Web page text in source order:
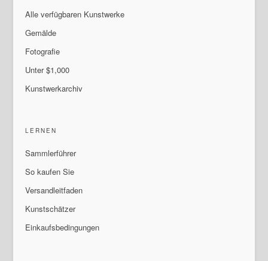
Alle verfügbaren Kunstwerke
Gemälde
Fotografie
Unter $1,000
Kunstwerkarchiv
LERNEN
Sammlerführer
So kaufen Sie
Versandleitfaden
Kunstschätzer
Einkaufsbedingungen